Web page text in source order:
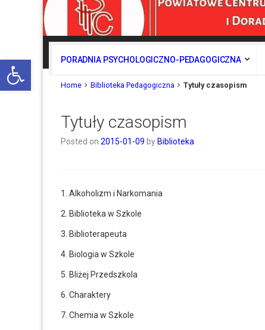
Otwórz pasek narzędzi PORADNIA PSYCHOLOGICZNO-PEDAGOGICZNA
Home Biblioteka Pedagogiczna Tytuły czasopism
Tytuły czasopism
Posted on 2015-01-09 by Biblioteka
1. Alkoholizm i Narkomania
2. Biblioteka w Szkole
3. Biblioterapeuta
4. Biologia w Szkole
5. Bliżej Przedszkola
6. Charaktery
7. Chemia w Szkole